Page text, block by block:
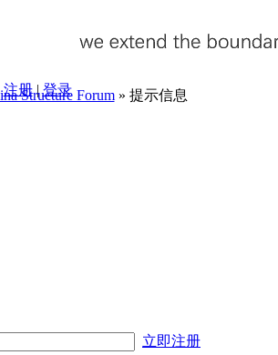
注册|登录
Structure Forum» 提示信息
立即注册